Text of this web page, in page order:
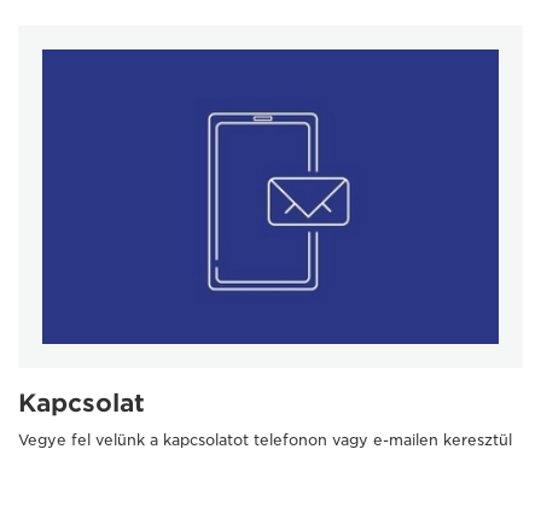
Kapcsolat
Vegye fel velünk a kapcsolatot telefonon vagy e-mailen keresztül